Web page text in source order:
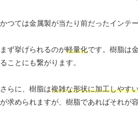
かつては金属製が当たり前だったインテ
まず挙げられるのが軽量化です。樹脂は
ることにも繋がります。
さらに、樹脂は複雑な形状に加工しやす
が求められますが、樹脂であればそれが